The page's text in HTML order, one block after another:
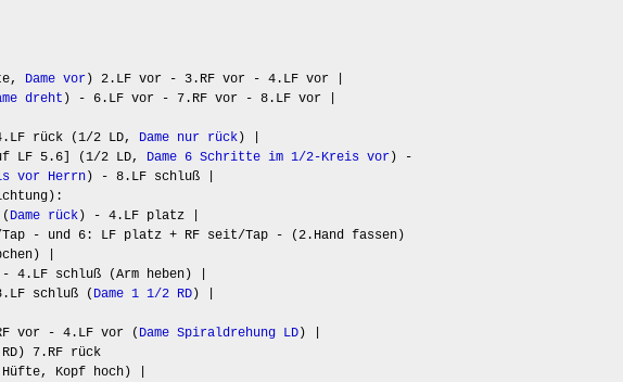
Dame vor ) 2.LF vor - 3.RF vor - 4.LF vor |
dreht ) - 6.LF vor - 7.RF vor - 8.LF vor |
rück (1/2 LD, Dame nur rück ) |
LF 5.6] (1/2 LD, Dame 6 Schritte im 1/2-Kreis vor ) -
vor Herrn ) - 8.LF schluß |
Dame rück ) - 4.LF platz |
- und 6: LF platz + RF seit/Tap - (2.Hand fassen)
|
schluß (Arm heben) |
schluß ( Dame 1 1/2 RD ) |
vor - 4.LF vor ( Dame Spiraldrehung LD ) |
7.RF rück
Kopf hoch) |